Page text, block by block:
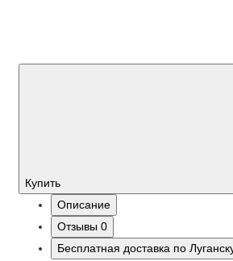
Купить
Описание
Отзывы 0
Бесплатная доставка по